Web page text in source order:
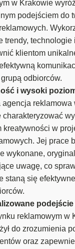
w Krakowie
podejściem do
trendy, technologie
klientom
odbiorców.
i wysoki
agencja reklamowa
charakteryzować
kreatywności w
Jej prace
wykonane,
uwagę, co
staną się
reklamowym w
do zrozumienia
oraz